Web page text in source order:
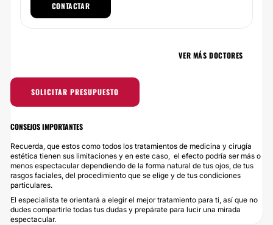
CONTACTAR
VER MÁS DOCTORES
SOLICITAR PRESUPUESTO
CONSEJOS IMPORTANTES
Recuerda, que estos como todos los tratamientos de medicina y cirugía
estética tienen sus limitaciones y en este caso, el efecto podría ser más o
menos espectacular dependiendo de la forma natural de tus ojos, de tus
rasgos faciales, del procedimiento que se elige y de tus condiciones
particulares.
El especialista te orientará a elegir el mejor tratamiento para ti, así que no
dudes compartirle todas tus dudas y prepárate para lucir una mirada
espectacular.